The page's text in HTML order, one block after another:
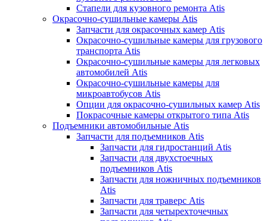
Стапели для кузовного ремонта Atis
Окрасочно-сушильные камеры Atis
Запчасти для окрасочных камер Atis
Окрасочно-сушильные камеры для грузового
транспорта Atis
Окрасочно-сушильные камеры для легковых
автомобилей Atis
Окрасочно-сушильные камеры для
микроавтобусов Atis
Опции для окрасочно-сушильных камер Atis
Покрасочные камеры открытого типа Atis
Подъемники автомобильные Atis
Запчасти для подъемников Atis
Запчасти для гидростанций Atis
Запчасти для двухстоечных
подъемников Atis
Запчасти для ножничных подъемников
Atis
Запчасти для траверс Atis
Запчасти для четырехточечных